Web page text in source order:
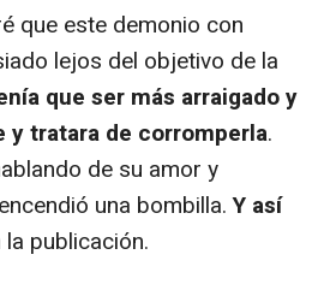
que este demonio con
lejos del objetivo de la
que ser más arraigado y
y tratara de corromperla.
de su amor y
una bombilla.Y así
la publicación.